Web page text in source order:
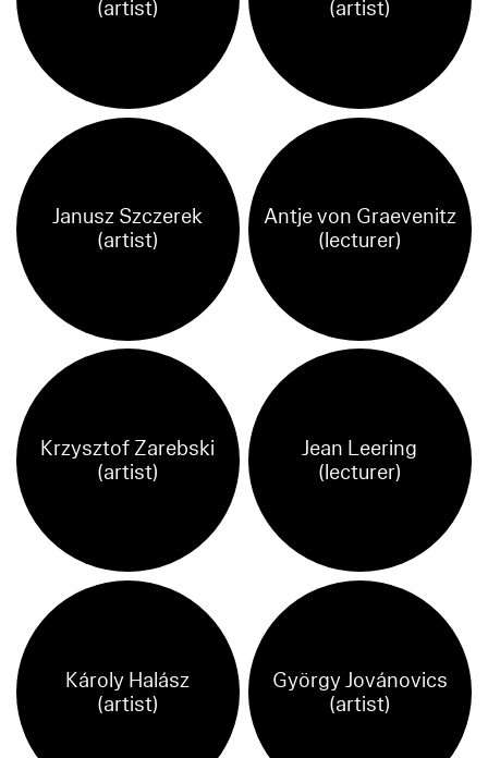
(artist) (artist)
Janusz Szczerek
(artist)
Antje von Graevenitz
(lecturer)
Krzysztof Zarebski
(artist)
Jean Leering
(lecturer)
Károly Halász
(artist)
György Jovánovics
(artist)